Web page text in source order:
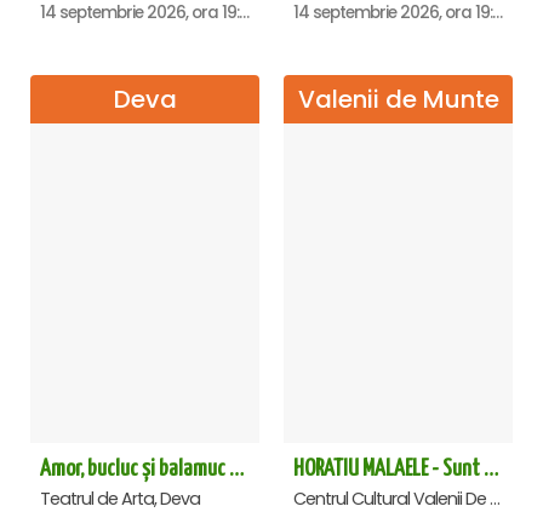
14 septembrie 2026, ora 19:00 14 septembrie 2026, ora 19:30
Deva
Amor, bucluc și balamuc - Premiera națională - Deva
Teatrul de Arta, Deva
Valenii de Munte
HORATIU MALAELE - Sunt un orb - Valenii de Munte
Centrul Cultural Valenii De Munte, Valenii de Munte